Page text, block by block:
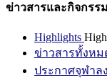
ข่าวสารและกิจกรรม
Highlights
ข่าวสารทั้งหม
ประกาศจุฬา